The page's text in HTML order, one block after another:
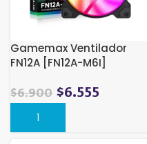
Gamemax Ventilador
FN12A [FN12A-M6I]
$6.900 $6.555